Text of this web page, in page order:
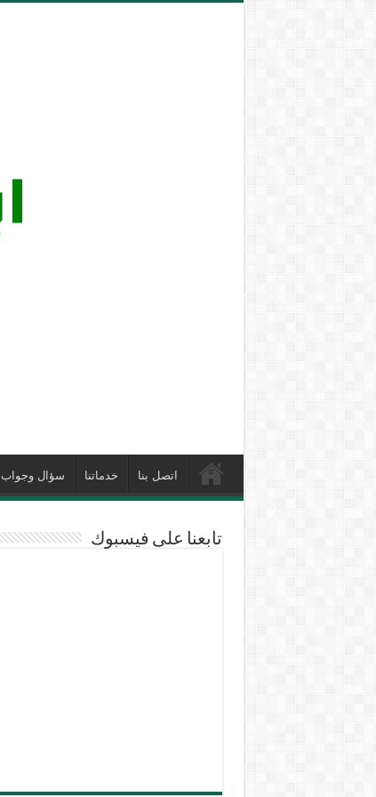
اتصل بنا خدماتنا سؤال وجواب
تابعنا على فيسبوك